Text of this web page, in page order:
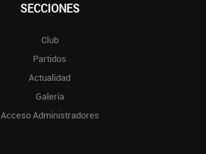
SECCIONES
Club
Partidos
Actualidad
Galería
Acceso Administradores